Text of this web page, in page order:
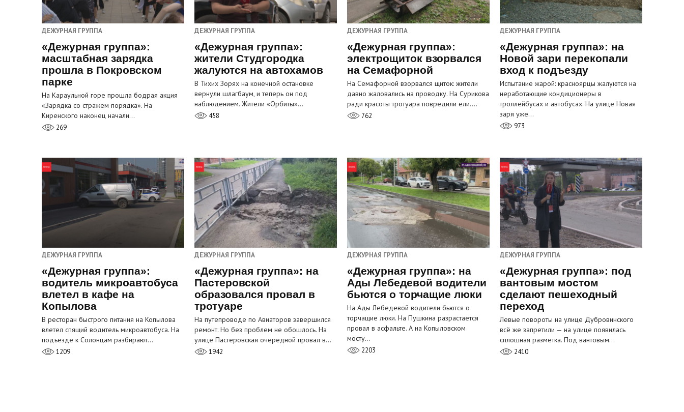
ДЕЖУРНАЯ ГРУППА
«Дежурная группа»:
масштабная зарядка
прошла в Покровском
парке
На Караульной горе прошла бодрая акция
«Зарядка со стражем порядка». На
Киренского наконец начали…
269
ДЕЖУРНАЯ ГРУППА
«Дежурная группа»:
жители Студгородка
жалуются на автохамов
В Тихих Зорях на конечной остановке
вернули шлагбаум, и теперь он под
наблюдением. Жители «Орбиты»…
458
ДЕЖУРНАЯ ГРУППА
«Дежурная группа»:
электрощиток взорвался
на Семафорной
На Семафорной взорвался щиток: жители
давно жаловались на проводку. На Сурикова
ради красоты тротуара повредили ели.…
762
ДЕЖУРНАЯ ГРУППА
«Дежурная группа»: на
Новой зари перекопали
вход к подъезду
Испытание жарой: красноярцы жалуются на
неработающие кондиционеры в
троллейбусах и автобусах. На улице Новая
заря уже…
973
ДЕЖУРНАЯ ГРУППА
«Дежурная группа»:
водитель микроавтобуса
влетел в кафе на
Копылова
В ресторан быстрого питания на Копылова
влетел спящий водитель микроавтобуса. На
подъезде к Солонцам разбирают…
1209
ДЕЖУРНАЯ ГРУППА
«Дежурная группа»: на
Пастеровской
образовался провал в
тротуаре
На путепроводе по Авиаторов завершился
ремонт. Но без проблем не обошлось. На
улице Пастеровская очередной провал в…
1942
ДЕЖУРНАЯ ГРУППА
«Дежурная группа»: на
Ады Лебедевой водители
бьются о торчащие люки
На Ады Лебедевой водители бьются о
торчащие люки. На Пушкина разрастается
провал в асфальте. А на Копыловском
мосту…
2203
ДЕЖУРНАЯ ГРУППА
«Дежурная группа»: под
вантовым мостом
сделают пешеходный
переход
Левые повороты на улице Дубровинского
всё же запретили — на улице появилась
сплошная разметка. Под вантовым…
2410